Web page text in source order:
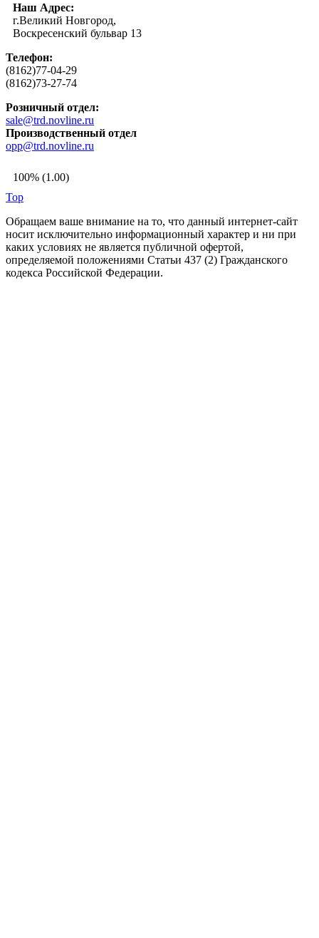
Наш Адрес:
г.Великий Новгород,
Воскресенский бульвар 13
Телефон:
(8162)77-04-29
(8162)73-27-74
Розничный отдел:
sale@trd.novline.ru
Производственный отдел
opp@trd.novline.ru
100% (1.00)
Top
Обращаем ваше внимание на то, что данный интернет-сайт
носит исключительно информационный характер и ни при
каких условиях не является публичной офертой,
определяемой положениями Статьи 437 (2) Гражданского
кодекса Российской Федерации.